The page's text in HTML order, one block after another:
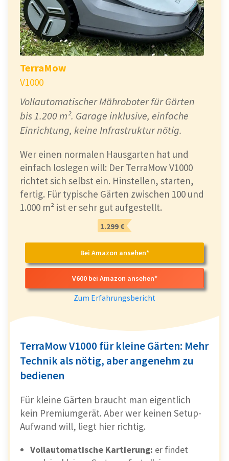
TerraMow
V1000
Vollautomatischer Mähroboter für Gärten
bis 1.200 m². Garage inklusive, einfache
Einrichtung, keine Infrastruktur nötig.
Wer einen normalen Hausgarten hat und
einfach loslegen will: Der TerraMow V1000
richtet sich selbst ein. Hinstellen, starten,
fertig. Für typische Gärten zwischen 100 und
1.000 m² ist er sehr gut aufgestellt.
1.299 €
Bei Amazon ansehen*
V600 bei Amazon ansehen*
Zum Erfahrungsbericht
TerraMow V1000 für kleine Gärten: Mehr
Technik als nötig, aber angenehm zu
bedienen
Für kleine Gärten braucht man eigentlich
kein Premiumgerät. Aber wer keinen Setup-
Aufwand will, liegt hier richtig.
Vollautomatische Kartierung: er findet
Vorteile
Kabellose Einrichtungohne
Begrenzungskabel – schnell und
unkompliziert
Automatische Kartierungper App – kein
manuelles Abfahren nötig
RTK +LiDAR + Kamera→ extrem präzise
Navigation auch bei Schatten oder
schwieriger Umgebung
Sehr gute Mähleistung, auch bei höherem
App mit vielen Funktionen: Zonen,
Zeitpläne, Regenverzögerung,
Mährichtung, Hindernisgröße
kein Zickzack
IPX6-Schutz→ Reinigung mit
Gartenschlauch problemlos möglich
Autonomer Betrieb mit Wiederaufnahme
nach Ladevorgang
Premium-Modell unter 1.000 €